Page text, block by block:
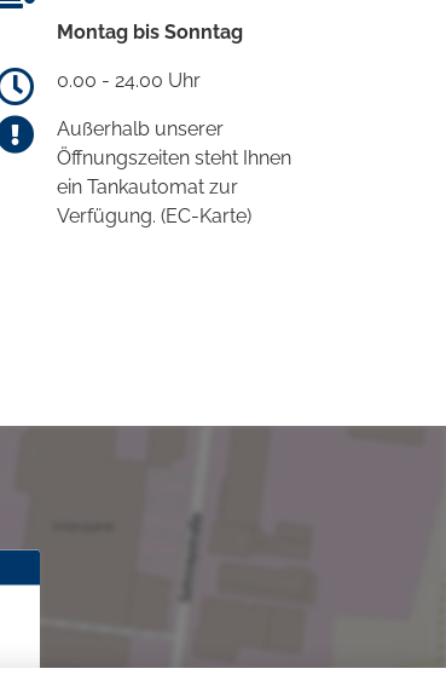
Montag bis Sonntag
0.00 - 24.00 Uhr
Außerhalb unserer
Öffnungszeiten steht Ihnen
ein Tankautomat zur
Verfügung. (EC-Karte)